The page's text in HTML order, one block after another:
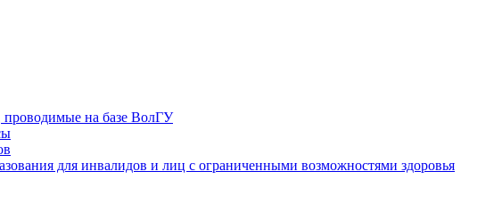
проводимые на базе ВолГУ
для инвалидов и лиц с ограниченными возможностями здоровья